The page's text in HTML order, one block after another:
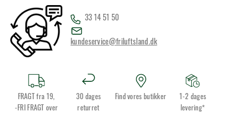
33 14 51 50
kundeservice@friluftsland.dk
FRAGT fra 19,
-FRI FRAGT over
30 dages
returret
Find vores butikker
1-2 dages
levering*